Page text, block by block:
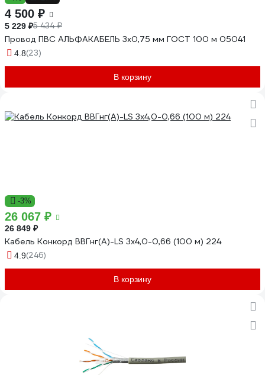
4 500 ₽
5 229 ₽5 434 ₽
Провод ПВС АЛЬФАКАБЕЛЬ 3х0,75 мм ГОСТ 100 м 05041
4.8(23)
В корзину
-3%
26 067 ₽
26 849 ₽
Кабель Конкорд ВВГнг(А)-LS 3х4,0-0,66 (100 м) 224
4.9(246)
В корзину